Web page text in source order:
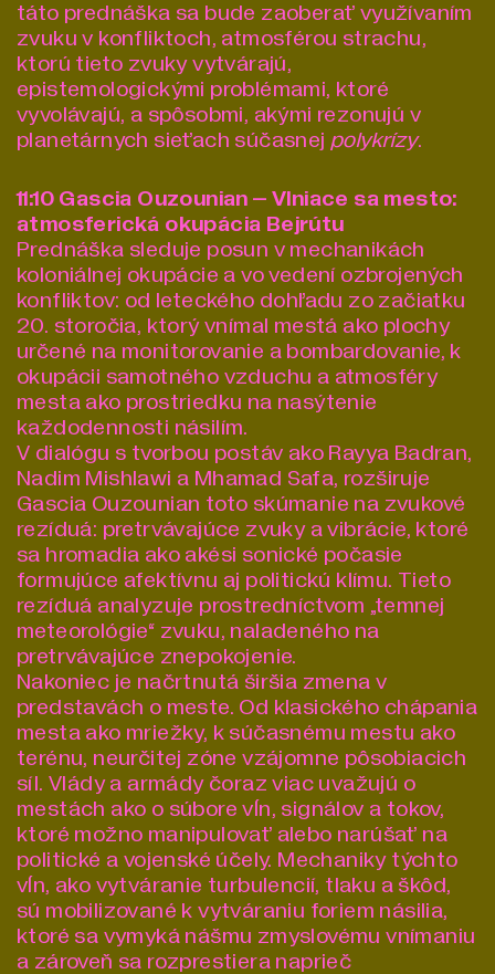
táto prednáška sa bude zaoberať využívaním
zvuku v konfliktoch, atmosférou strachu,
ktorú tieto zvuky vytvárajú,
epistemologickými problémami, ktoré
vyvolávajú, a spôsobmi, akými rezonujú v
planetárnych sieťach súčasnej polykrízy.
11:10 Gascia Ouzounian – Vlniace sa mesto:
atmosferická okupácia Bejrútu
Prednáška sleduje posun v mechanikách
koloniálnej okupácie a vo vedení ozbrojených
konfliktov: od leteckého dohľadu zo začiatku
20. storočia, ktorý vnímal mestá ako plochy
určené na monitorovanie a bombardovanie, k
okupácii samotného vzduchu a atmosféry
mesta ako prostriedku na nasýtenie
každodennosti násilím.
V dialógu s tvorbou postáv ako Rayya Badran,
Nadim Mishlawi a Mhamad Safa, rozširuje
Gascia Ouzounian toto skúmanie na zvukové
rezíduá: pretrvávajúce zvuky a vibrácie, ktoré
sa hromadia ako akési sonické počasie
formujúce afektívnu aj politickú klímu. Tieto
rezíduá analyzuje prostredníctvom „temnej
meteorológie“ zvuku, naladeného na
pretrvávajúce znepokojenie.
Nakoniec je načrtnutá širšia zmena v
predstavách o meste. Od klasického chápania
mesta ako mriežky, k súčasnému mestu ako
terénu, neurčitej zóne vzájomne pôsobiacich
síl. Vlády a armády čoraz viac uvažujú o
mestách ako o súbore vĺn, signálov a tokov,
ktoré možno manipulovať alebo narúšať na
politické a vojenské účely. Mechaniky týchto
vĺn, ako vytváranie turbulencií, tlaku a škôd,
sú mobilizované k vytváraniu foriem násilia,
ktoré sa vymyká nášmu zmyslovému vnímaniu
a zároveň sa rozprestiera naprieč